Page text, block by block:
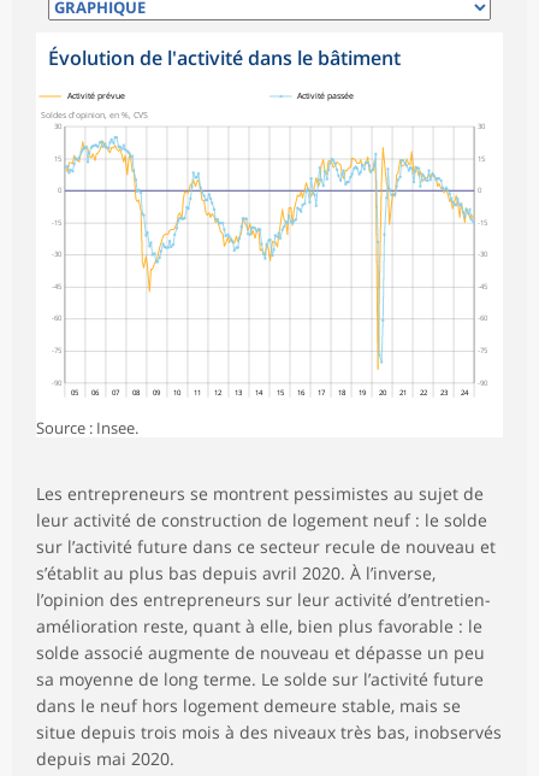
Évolution de l'activité dans le bâtiment
0
15
30
-15
-30
-45
-60
-75
-90 -90
-75
-60
-45
-30
-15
0
15
30
Soldes d'opinion, en %, CVS
05 06 07 08 09 10 11 12 13 14 15 16 17 18 19 20 21 22 23 24
Activité prévue Activité passée
Source : Insee.
Les entrepreneurs se montrent pessimistes au sujet de
leur activité de construction de logement neuf : le solde
sur l’activité future dans ce secteur recule de nouveau et
s’établit au plus bas depuis avril 2020. À l’inverse,
l’opinion des entrepreneurs sur leur activité d’entretien-
amélioration reste, quant à elle, bien plus favorable : le
solde associé augmente de nouveau et dépasse un peu
sa moyenne de long terme. Le solde sur l’activité future
dans le neuf hors logement demeure stable, mais se
situe depuis trois mois à des niveaux très bas, inobservés
depuis mai 2020.